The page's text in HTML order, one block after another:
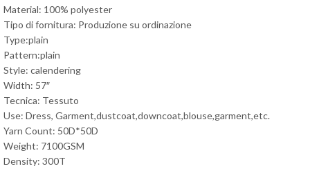
Material: 100% polyester
Tipo di fornitura: Produzione su ordinazione
Type:plain
Pattern:plain
Style: calendering
Width: 57″
Tecnica: Tessuto
Use: Dress, Garment,dustcoat,downcoat,blouse,garment,etc.
Yarn Count: 50D*50D
Weight: 7100GSM
Density: 300T